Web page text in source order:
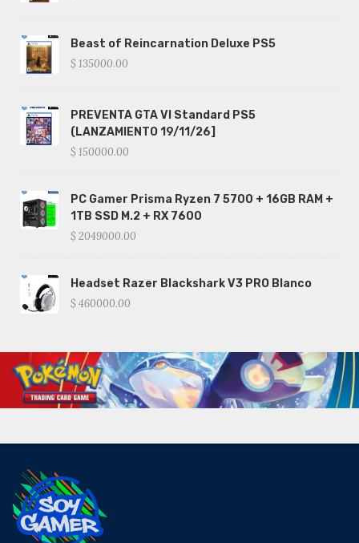
Beast of Reincarnation Deluxe PS5
$ 135000.00
PREVENTA GTA VI Standard PS5
(LANZAMIENTO 19/11/26]
$ 150000.00
PC Gamer Prisma Ryzen 7 5700 + 16GB RAM +
1TB SSD M.2 + RX 7600
$ 2049000.00
Headset Razer Blackshark V3 PRO Blanco
$ 460000.00